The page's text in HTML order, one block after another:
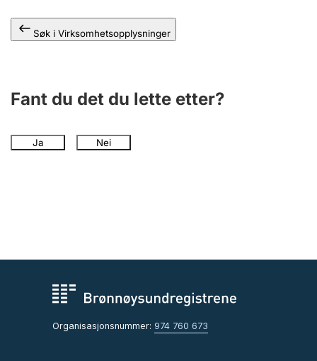
Søk i Virksomhetsopplysninger
Fant du det du lette etter?
Ja Nei
Organisasjonsnummer: 974 760 673